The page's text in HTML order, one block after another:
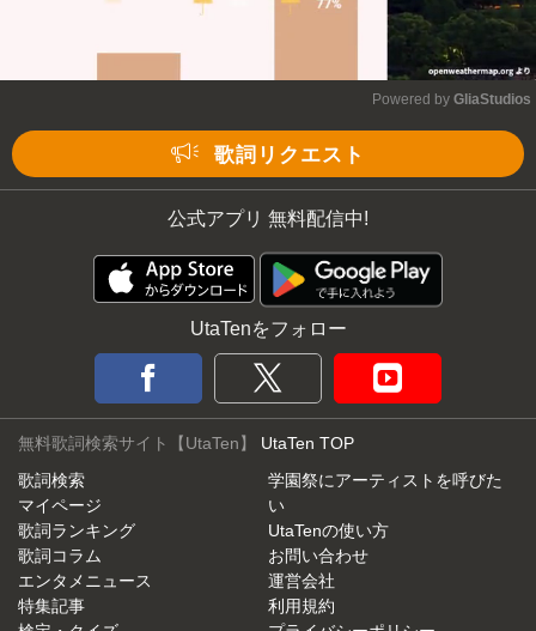
Powered by GliaStudios
歌詞リクエスト
公式アプリ 無料配信中!
UtaTenをフォロー
無料歌詞検索サイト【UtaTen】 UtaTen TOP
歌詞検索
マイページ
歌詞ランキング
歌詞コラム
エンタメニュース
特集記事
学園祭にアーティストを呼びた
い
UtaTenの使い方
お問い合わせ
運営会社
利用規約